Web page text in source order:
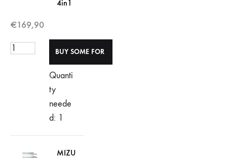
4in1
€169,90
Quanti
ty
neede
d: 1
MIZU